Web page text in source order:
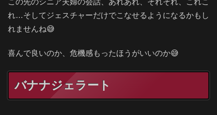
この先のシニア夫婦の会話、あれあれ、それそれ、これこ
れ…そしてジェスチャーだけでこなせるようになるかもし
れませんね😅
喜んで良いのか、危機感もったほうがいいのか😅
バナナジェラート